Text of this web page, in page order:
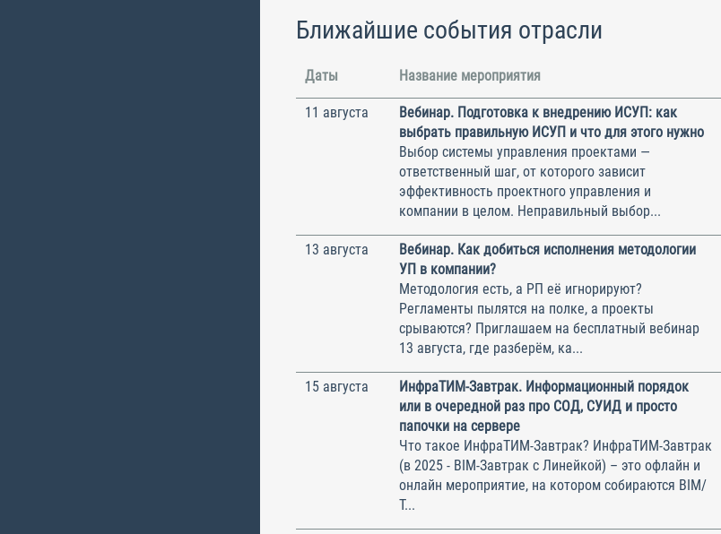
Ближайшие события отрасли
Даты Название мероприятия
11 августа
Вебинар. Подготовка к внедрению ИСУП: как
выбрать правильную ИСУП и что для этого нужно
Выбор системы управления проектами —
ответственный шаг, от которого зависит
эффективность проектного управления и
компании в целом. Неправильный выбор...
13 августа
Вебинар. Как добиться исполнения методологии
УП в компании?
Методология есть, а РП её игнорируют?
Регламенты пылятся на полке, а проекты
срываются? Приглашаем на бесплатный вебинар
13 августа, где разберём, ка...
15 августа
ИнфраТИМ-Завтрак. Информационный порядок
или в очередной раз про СОД, СУИД и просто
папочки на сервере
Что такое ИнфраТИМ-Завтрак? ИнфраТИМ-Завтрак
(в 2025 - BIM-Завтрак с Линейкой) – это офлайн и
онлайн мероприятие, на котором собираются BIM/
Т...